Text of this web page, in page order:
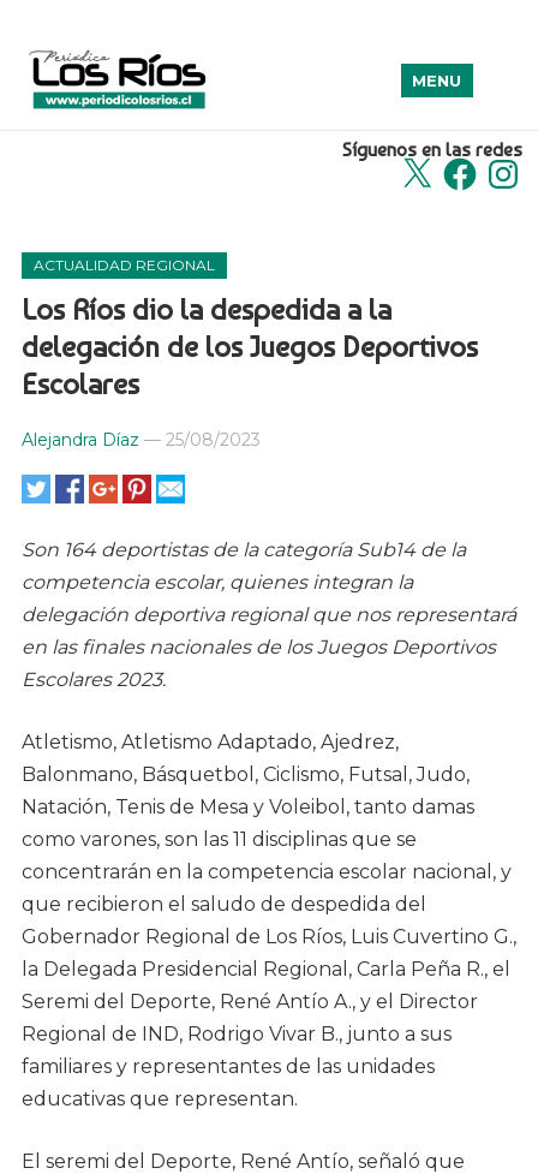
Síguenos en las redes
X Facebook
MENU
ACTUALIDAD REGIONAL
Los Ríos dio la despedida a la
delegación de los Juegos Deportivos
Escolares
Alejandra Díaz — 25/08/2023
Son 164 deportistas de la categoría Sub14 de la
competencia escolar, quienes integran la
delegación deportiva regional que nos representará
en las finales nacionales de los Juegos Deportivos
Escolares 2023.
Atletismo, Atletismo Adaptado, Ajedrez,
Balonmano, Básquetbol, Ciclismo, Futsal, Judo,
Natación, Tenis de Mesa y Voleibol, tanto damas
como varones, son las 11 disciplinas que se
concentrarán en la competencia escolar nacional, y
que recibieron el saludo de despedida del
Gobernador Regional de Los Ríos, Luis Cuvertino G.,
la Delegada Presidencial Regional, Carla Peña R., el
Seremi del Deporte, René Antío A., y el Director
Regional de IND, Rodrigo Vivar B., junto a sus
familiares y representantes de las unidades
educativas que representan.
El seremi del Deporte, René Antío, señaló que